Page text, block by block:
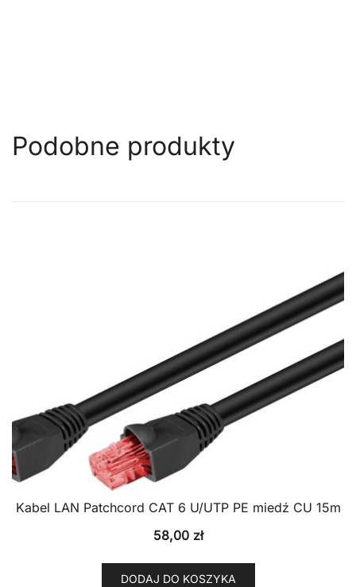
Podobne produkty
Kabel LAN Patchcord CAT 6 U/UTP PE miedź CU 15m
58,00 zł
DODAJ DO KOSZYKA